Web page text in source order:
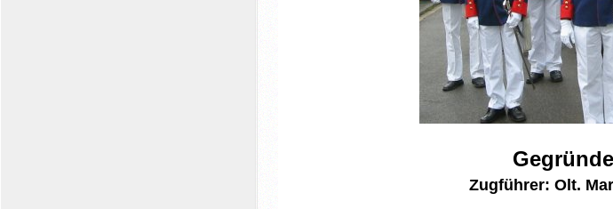
Zugführer: Olt.